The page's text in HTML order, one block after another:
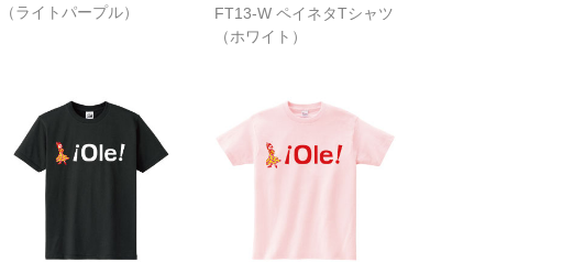
（ライトパープル）
FT13-W ペイネタTシャツ
（ホワイト）